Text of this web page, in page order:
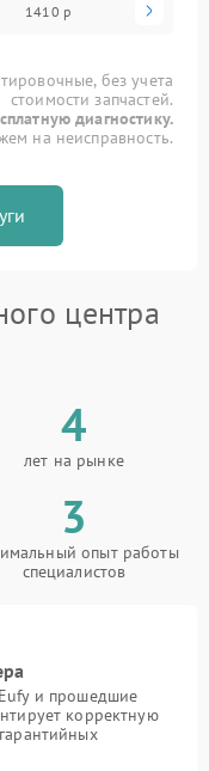
1410 р
без учета
стоимости запчастей.
диагностику.
на неисправность.
центра
4
лет на рынке
3
опыт работы
специалистов
и прошедшие
корректную